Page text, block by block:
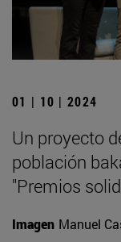
01 | 10 | 2024
Un proyecto
población
"Premios
Imagen Manuel